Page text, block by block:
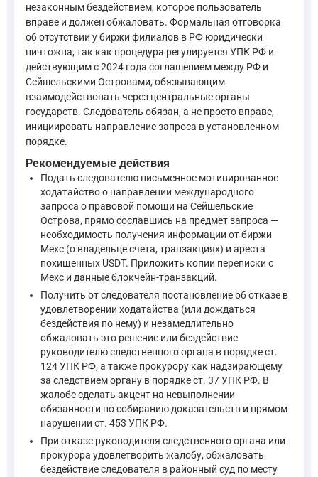
Постановления органа дознания, дознавателя,
—Уголовно-процессуальный кодекс Российской
Пользователь также вправе заявить ходатайство
Статья 159. Обязательность рассмотрения ходатайства
При этом подозреваемому или обвиняемому, его
В случае полного или частичного отказа в
Постановление об отказе в удовлетворении
—Уголовно-процессуальный кодекс Российской
Основания для направления запроса о правовой помощи
Статья 453. Направление запроса о правовой помощи
При необходимости производства на территории
Запрос о производстве процессуальных действий
—Уголовно-процессуальный кодекс Российской
Требования к содержанию и форме запроса определены ст.
незаконным бездействием, которое пользователь
вправе и должен обжаловать. Формальная отговорка
об отсутствии у биржи филиалов в РФ юридически
ничтожна, так как процедура регулируется УПК РФ и
действующим с 2024 года соглашением между РФ и
Сейшельскими Островами, обязывающим
взаимодействовать через центральные органы
государств. Следователь обязан, а не просто вправе,
инициировать направление запроса в установленном
порядке.
Рекомендуемые действия
Подать следователю письменное мотивированное
ходатайство о направлении международного
запроса о правовой помощи на Сейшельские
Острова, прямо сославшись на предмет запроса —
необходимость получения информации от биржи
Mexc (о владельце счета, транзакциях) и ареста
похищенных USDT. Приложить копии переписки с
Mexc и данные блокчейн-транзакций.
Получить от следователя постановление об отказе в
удовлетворении ходатайства (или дождаться
бездействия по нему) и незамедлительно
обжаловать это решение или бездействие
руководителю следственного органа в порядке ст.
124 УПК РФ, а также прокурору как надзирающему
за следствием органу в порядке ст. 37 УПК РФ. В
жалобе сделать акцент на невыполнении
обязанности по собиранию доказательств и прямом
нарушении ст. 453 УПК РФ.
При отказе руководителя следственного органа или
прокурора удовлетворить жалобу, обжаловать
бездействие следователя в районный суд по месту